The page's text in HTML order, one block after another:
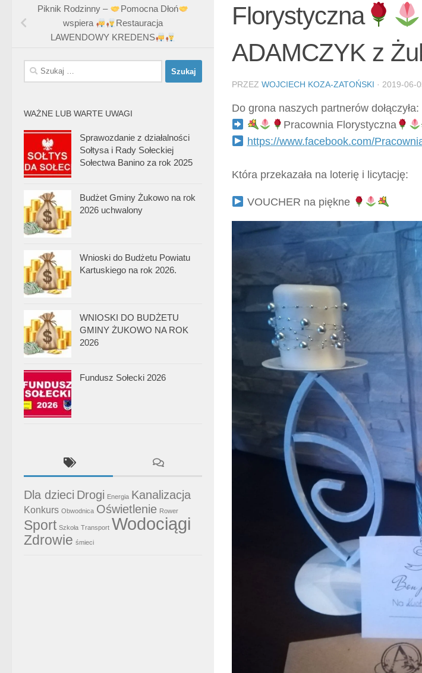
Florystyczna
ADAMCZYK z
PRZEZ WOJCIECH KOZA-ZATOŃSKI · 2019-06-
Do grona naszych partnerów dołączyła:
Pracownia Florystyczna
https://www.facebook.com/
Która przekazała na loterię i licytację:
VOUCHER na piękne
Piknik Rodzinny –
Pomocna Dłoń
wspiera
Restauracja
LAWENDOWY KREDENS
Szukaj:
WAŻNE LUB WARTE UWAGI
Sprawozdanie z działalności
Sołtysa i Rady Sołeckiej
Sołectwa Banino za rok 2025
Budżet Gminy Żukowo na rok
2026 uchwalony
Wnioski do Budżetu Powiatu
Kartuskiego na rok 2026.
WNIOSKI DO BUDŻETU
GMINY ŻUKOWO NA ROK
2026
Fundusz Sołecki 2026
Dla dzieci Drogi Energia Kanalizacja
Konkurs Obwodnica Oświetlenie Rower
Sport Szkoła Transport Wodociągi
Zdrowie śmieci